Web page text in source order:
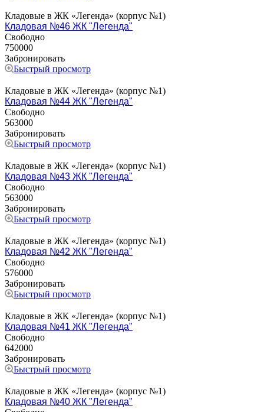
Кладовые в ЖК «Легенда» (корпус №1)
Кладовая №46 ЖК "Легенда"
Свободно
750000
Забронировать
Быстрый просмотр
Кладовые в ЖК «Легенда» (корпус №1)
Кладовая №44 ЖК "Легенда"
Свободно
563000
Забронировать
Быстрый просмотр
Кладовые в ЖК «Легенда» (корпус №1)
Кладовая №43 ЖК "Легенда"
Свободно
563000
Забронировать
Быстрый просмотр
Кладовые в ЖК «Легенда» (корпус №1)
Кладовая №42 ЖК "Легенда"
Свободно
576000
Забронировать
Быстрый просмотр
Кладовые в ЖК «Легенда» (корпус №1)
Кладовая №41 ЖК "Легенда"
Свободно
642000
Забронировать
Быстрый просмотр
Кладовые в ЖК «Легенда» (корпус №1)
Кладовая №40 ЖК "Легенда"